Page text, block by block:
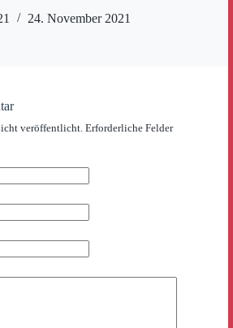
24. November 2021
veröffentlicht. Erforderliche Felder